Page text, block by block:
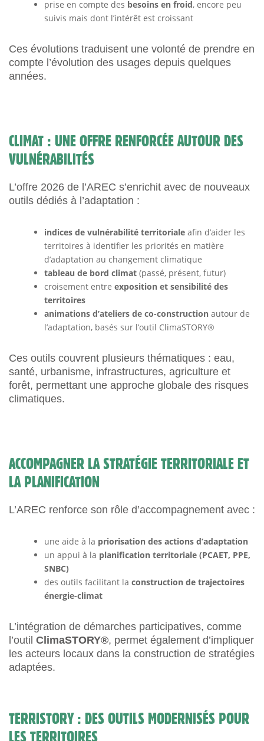
prise en compte des besoins en froid, encore peu
suivis mais dont l’intérêt est croissant
Ces évolutions traduisent une volonté de prendre en
compte l’évolution des usages depuis quelques
années.
CLIMAT : UNE OFFRE RENFORCÉE AUTOUR DES
VULNÉRABILITÉS
L’offre 2026 de l’AREC s’enrichit avec de nouveaux
outils dédiés à l’adaptation :
indices de vulnérabilité territoriale afin d’aider les
territoires à identifier les priorités en matière
d’adaptation au changement climatique
tableau de bord climat (passé, présent, futur)
croisement entre exposition et sensibilité des
territoires
animations d’ateliers de co-construction autour de
l’adaptation, basés sur l’outil ClimaSTORY®
Ces outils couvrent plusieurs thématiques : eau,
santé, urbanisme, infrastructures, agriculture et
forêt, permettant une approche globale des risques
climatiques.
ACCOMPAGNER LA STRATÉGIE TERRITORIALE ET
LA PLANIFICATION
L’AREC renforce son rôle d’accompagnement avec :
une aide à la priorisation des actions d’adaptation
un appui à la planification territoriale (PCAET, PPE,
SNBC)
des outils facilitant la construction de trajectoires
énergie-climat
L’intégration de démarches participatives, comme
l’outil ClimaSTORY®, permet également d’impliquer
les acteurs locaux dans la construction de stratégies
adaptées.
TERRISTORY : DES OUTILS MODERNISÉS POUR
LES TERRITOIRES